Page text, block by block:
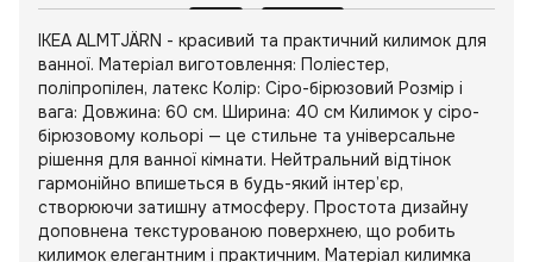
IKEA ALMTJÄRN - красивий та практичний килимок для
ванної. Матеріал виготовлення: Поліестер,
поліпропілен, латекс Колір: Сіро-бірюзовий Розмір і
вага: Довжина: 60 см. Ширина: 40 см Килимок у сіро-
бірюзовому кольорі — це стильне та універсальне
рішення для ванної кімнати. Нейтральний відтінок
гармонійно впишеться в будь-який інтер’єр,
створюючи затишну атмосферу. Простота дизайну
доповнена текстурованою поверхнею, що робить
килимок елегантним і практичним. Матеріал килимка